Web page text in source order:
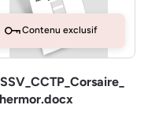
Contenu exclusif